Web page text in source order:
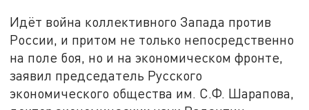
Идёт война коллективного Запада против
России, и притом не только непосредственно
на поле боя, но и на экономическом фронте,
заявил председатель Русского
экономического общества им. С.Ф. Шарапова,